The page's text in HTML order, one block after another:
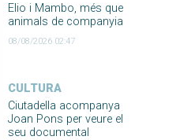
Elio i Mambo, més que
animals de companyia
08/08/2026 02:47
CULTURA
Ciutadella acompanya
Joan Pons per veure el
seu documental